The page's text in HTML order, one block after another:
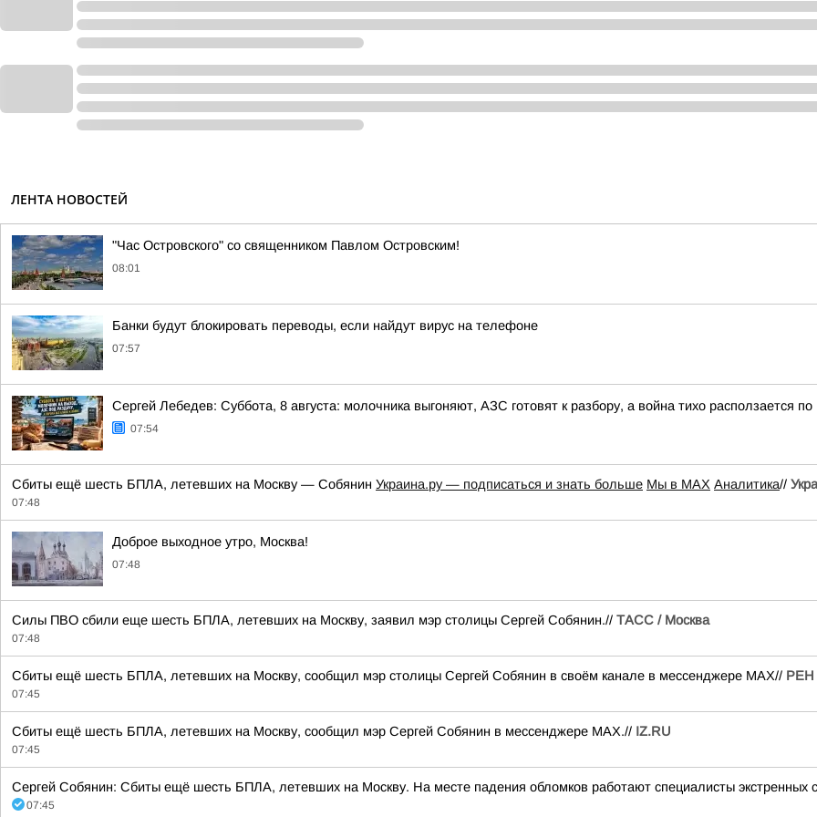
ЛЕНТА НОВОСТЕЙ
"Час Островского" со священником Павлом Островским!
08:01
Банки будут блокировать переводы, если найдут вирус на телефоне
07:57
Сергей Лебедев: Суббота, 8 августа: молочника выгоняют, АЗС готовят к разбору, а война тихо расползается
07:54
Сбиты ещё шесть БПЛА, летевших на Москву — Собянин Украина.ру — подписаться и знать больше Мы в MAX Аналитика//
07:48
Доброе выходное утро, Москва!
07:48
Силы ПВО сбили еще шесть БПЛА, летевших на Москву, заявил мэр столицы Сергей Собянин.// ТАСС / Москва
07:48
Сбиты ещё шесть БПЛА, летевших на Москву, сообщил мэр столицы Сергей Собянин в своём канале в мессенджере МАХ// РЕН
07:45
Сбиты ещё шесть БПЛА, летевших на Москву, сообщил мэр Сергей Собянин в мессенджере MAX.// IZ.RU
07:45
Сергей Собянин: Сбиты ещё шесть БПЛА, летевших на Москву. На месте падения обломков работают специалисты экстренных
07:45